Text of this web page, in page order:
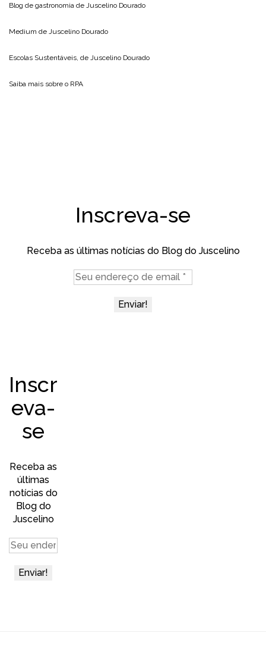
Blog de gastronomia de Juscelino Dourado
Medium de Juscelino Dourado
Escolas Sustentáveis, de Juscelino Dourado
Saiba mais sobre o RPA
Inscreva-se
Receba as últimas notícias do Blog do Juscelino
Inscr
eva-
se
Receba as
últimas
notícias do
Blog do
Juscelino